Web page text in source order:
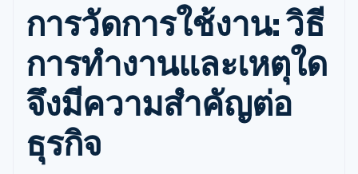
การชำระเงิน
ออนไลน์
Payment links
การชำระเงิน
แบบไม่ต้อง
เขียนโค้ด
Checkout
UI การชำระ
เงินสำเร็จรูป
Elements
องค์ประกอบ UI
รายรับตาม
แบบแผนล่วง
หน้า
Metronome
การเรียกเก็บ
ใช้งาน
การชำระเงิน
ตามรอบบิล
Global
เบิกจ่าย
ให้กับ
บุคคลที่
สาม
เพลส
การชำ
เงินสำ
ตามกรณีใช้งาน
การค้าแบบใช้เอเจนต์
อีคอมเมิร์ซ
บริการทางการเงินที่ผสาน
ไลบรารีและ SDK
Stripe Apps
คู่มือ
รับการชำระเงินออนไลน์
คู่มือ
การสนับสนุน
รับการสนับสนุน
การวัดการใช้งาน: วิธี
การทํางานและเหตุใด
จึงมีความสําคัญต่อ
ธุรกิจ